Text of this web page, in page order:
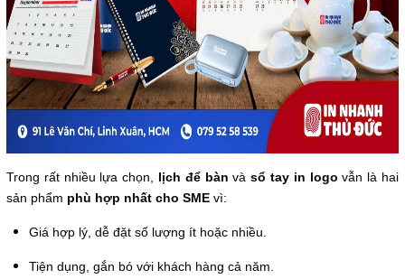
Trong rất nhiều lựa chọn, lịch để bàn vàsổ tay in logo vẫn là hai
sản phẩm phù hợp nhất cho SME vì:
Giá hợp lý, dễ đặt số lượng ít hoặc nhiều.
Tiện dụng, gắn bó với khách hàng cả năm.